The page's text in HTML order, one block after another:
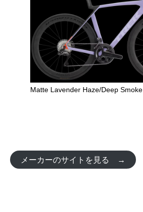
Matte Lavender Haze/Deep Smoke
メーカーのサイトを見る →